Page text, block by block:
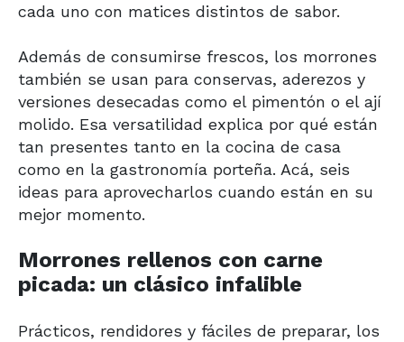
cada uno con matices distintos de sabor.
Además de consumirse frescos, los morrones
también se usan para conservas, aderezos y
versiones desecadas como el pimentón o el ají
molido. Esa versatilidad explica por qué están
tan presentes tanto en la cocina de casa
como en la gastronomía porteña. Acá, seis
ideas para aprovecharlos cuando están en su
mejor momento.
Morrones rellenos con carne
picada: un clásico infalible
Prácticos, rendidores y fáciles de preparar, los